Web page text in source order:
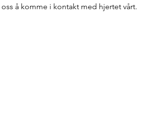
å komme i kontakt med hjertet vårt.